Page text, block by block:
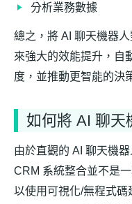
分析業務數據
總之，將 AI 聊天機器
來強大的效能提升，自
度，並推動更智能的決
如何將 AI 聊天
由於直觀的 AI 聊天機
CRM 系統整合並不是
以使用可視化/無程式